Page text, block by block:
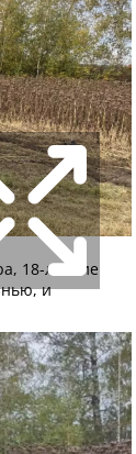
18-летние
и